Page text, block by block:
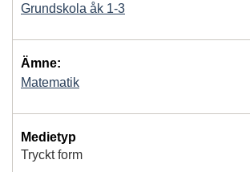
Grundskola åk 1-3
Ämne:
Matematik
Medietyp
Tryckt form